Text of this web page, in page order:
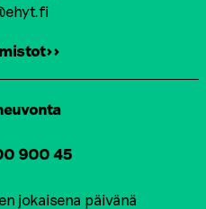
900 45
jokaisena päivänä